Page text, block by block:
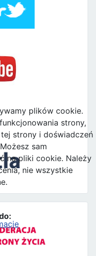
plików cookie.
strony,
strony i doświadczeń
sam
na pliki cookie. Należy
nie wszystkie